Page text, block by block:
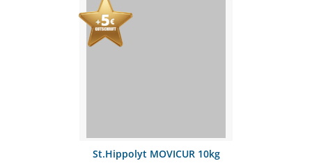
St.Hippolyt MOVICUR 10kg